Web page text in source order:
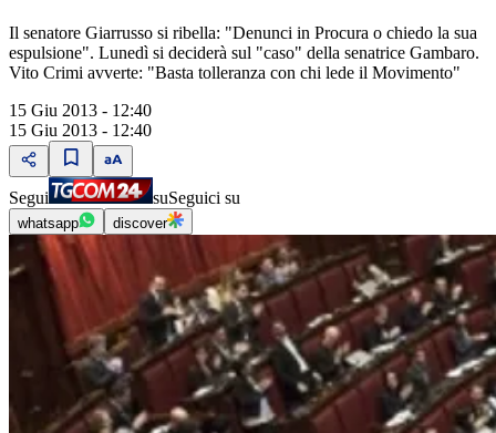
Il senatore Giarrusso si ribella: "Denunci in Procura o chiedo la sua
espulsione". Lunedì si deciderà sul "caso" della senatrice Gambaro.
Vito Crimi avverte: "Basta tolleranza con chi lede il Movimento"
15 Giu 2013 - 12:40
15 Giu 2013 - 12:40
Segui suSeguici su
whatsapp discover